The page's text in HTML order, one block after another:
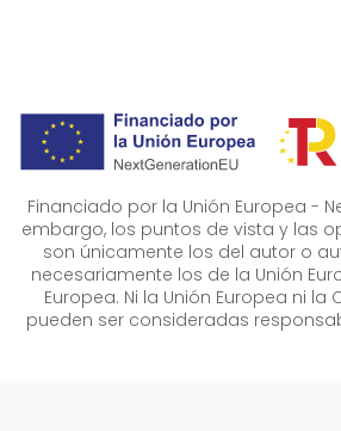
Financiado por la Unión Europea -
embargo, los puntos de vista y las
son únicamente los del autor o
necesariamente los de la Unión
Europea. Ni la Unión Europea ni la
pueden ser consideradas